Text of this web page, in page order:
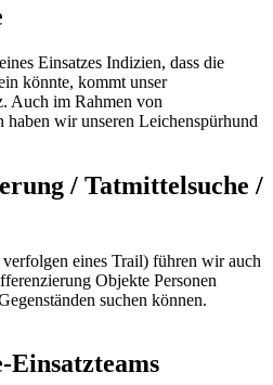
Einsatzes Indizien, dass die
könnte, kommt unser
Auch im Rahmen von
wir unseren Leichenspürhund
/ Tatmittelsuche /
eines Trail) führen wir auch
Objekte Personen
suchen können.
Einsatzteams